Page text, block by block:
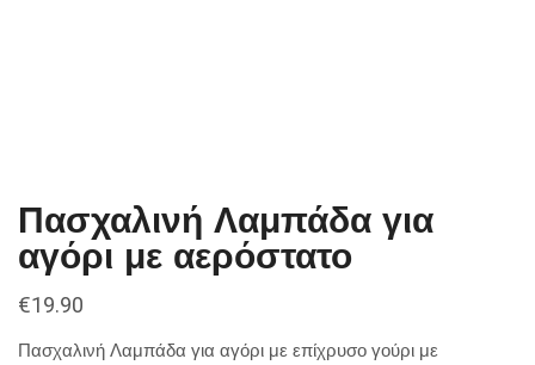
Πασχαλινή Λαμπάδα για
αγόρι με αερόστατο
€19.90
Πασχαλινή Λαμπάδα για αγόρι με επίχρυσο γούρι με